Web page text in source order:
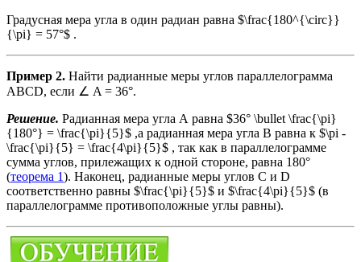
Градусная мера угла в один радиан равна $\frac{180^{\circ}}
{\pi} = 57°$ .
Пример 2. Найти радианные меры углов параллелограмма
ABCD, если ∠ A = 36°.
Решение. Радианная мера угла А равна $36° \bullet \frac{\pi}
{180°} = \frac{\pi}{5}$ ,а радианная мера угла В равна к $\pi -
\frac{\pi}{5} = \frac{4\pi}{5}$ , так как в параллелограмме
сумма углов, прилежащих к одной стороне, равна 180°
(теорема 1). Наконец, радианные меры углов C и D
соответственно равны $\frac{\pi}{5}$ и $\frac{4\pi}{5}$ (в
параллелограмме противоположные углы равны).